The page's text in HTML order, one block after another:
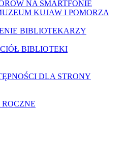
NA SMARTFONIE
KUJAW I POMORZA
BIBLIOTEKARZY
BIBLIOTEKI
DLA STRONY